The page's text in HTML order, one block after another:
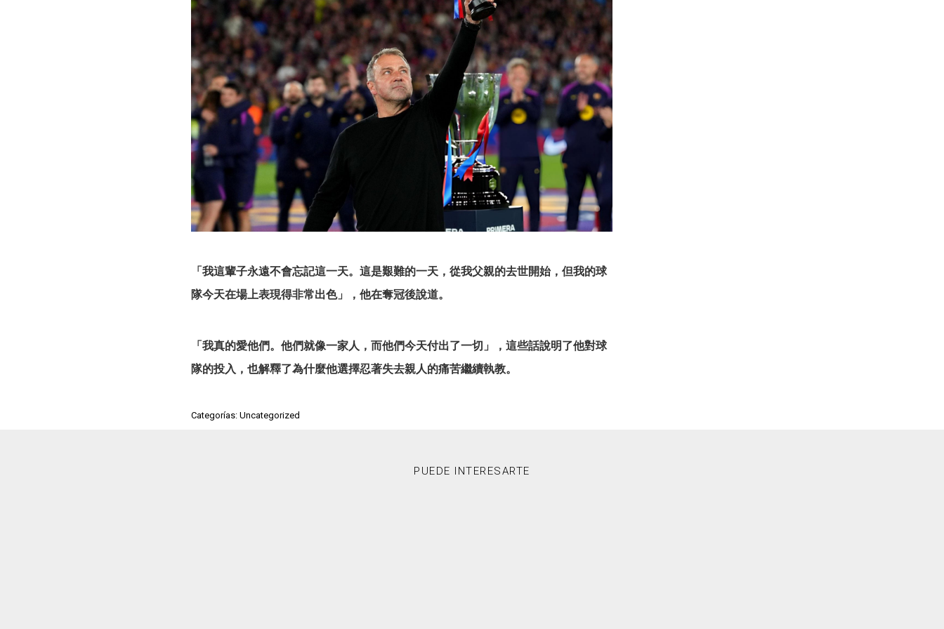
「我這輩子永遠不會忘記這一天。這是艱難的一天，從我父親的去世開始，但我的球
隊今天在場上表現得非常出色」，他在奪冠後說道。
「我真的愛他們。他們就像一家人，而他們今天付出了一切」，這些話說明了他對球
隊的投入，也解釋了為什麼他選擇忍著失去親人的痛苦繼續執教。
Categorías: Uncategorized
PUEDE INTERESARTE